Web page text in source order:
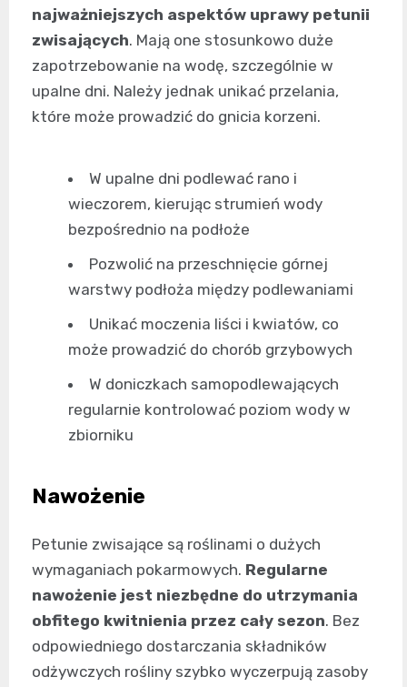
najważniejszych aspektów uprawy petunii
zwisających. Mają one stosunkowo duże
zapotrzebowanie na wodę, szczególnie w
upalne dni. Należy jednak unikać przelania,
które może prowadzić do gnicia korzeni.
W upalne dni podlewać rano i
wieczorem, kierując strumień wody
bezpośrednio na podłoże
Pozwolić na przeschnięcie górnej
warstwy podłoża między podlewaniami
Unikać moczenia liści i kwiatów, co
może prowadzić do chorób grzybowych
W doniczkach samopodlewających
regularnie kontrolować poziom wody w
zbiorniku
Nawożenie
Petunie zwisające są roślinami o dużych
wymaganiach pokarmowych. Regularne
nawożenie jest niezbędne do utrzymania
obfitego kwitnienia przez cały sezon. Bez
odpowiedniego dostarczania składników
odżywczych rośliny szybko wyczerpują zasoby